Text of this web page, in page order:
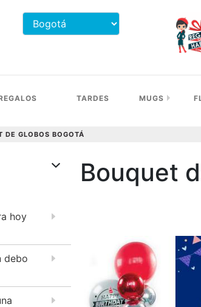
TARDES MUGS
DE GLOBOS BOGOTÁ
Bouquet
hoy
debo